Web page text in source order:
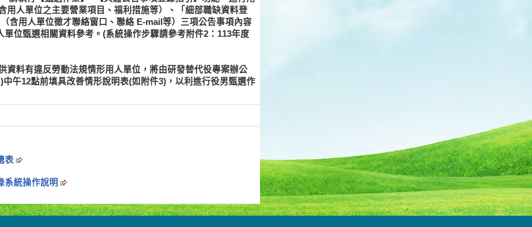
用人單位之主要營業項目、福利措施等）、「細部職缺資料登
含用人單位徵才聯絡窗口、聯絡 E-mail等）三項公告事項內容
位甄選相關資料參考。(系統操作步驟請參考附件2：113年度
資料有違反勞動法規情形用人單位，將由研發替代役專案辦公
午12點前填具改善情形說明表(如附件3)，以利進行役男甄選作
表
系統操作說明